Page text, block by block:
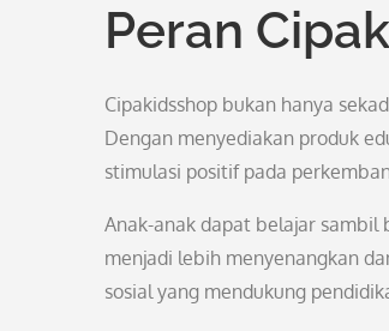
Peran
Cipakidsshop bukan hanya
Dengan menyediakan produk
stimulasi positif pada
Anak-anak dapat belajar sambil
menjadi lebih menyenangkan
sosial yang mendukung